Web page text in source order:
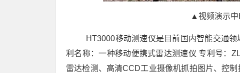
▲ 视频演示
HT3000移动测速仪是目前国内智能交通
利名称：一种移动便携式雷达测速仪 专利号：
雷达检测、高清CCD工业摄像机抓拍图片、控